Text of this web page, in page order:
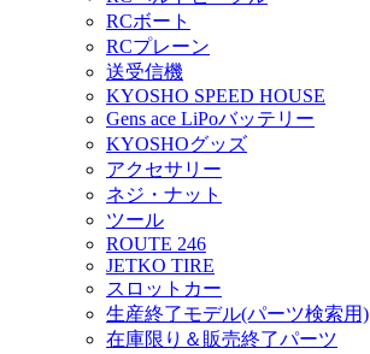
RCボート
RCプレーン
送受信機
KYOSHO SPEED HOUSE
Gens ace LiPoバッテリー
KYOSHOグッズ
アクセサリー
ネジ・ナット
ツール
ROUTE 246
JETKO TIRE
スロットカー
生産終了モデル(パーツ検索用)
在庫限り＆販売終了パーツ